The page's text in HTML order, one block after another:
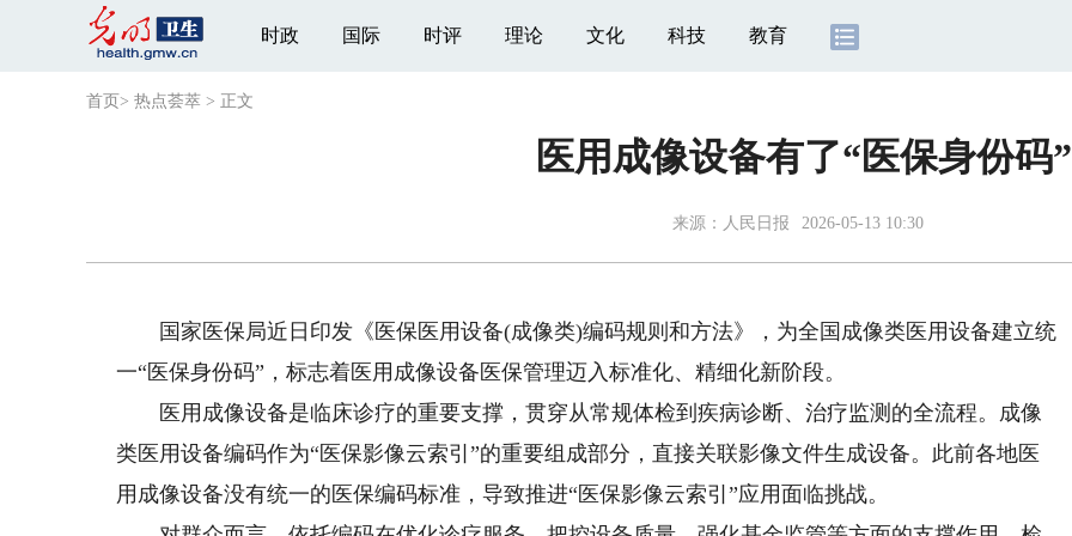
时政 国际 时评 理论 文化 科技 教育
首页 > 热点荟萃 > 正文
医用成像设备有了“医保身份码”
来源： 人民日报 2026-05-13 10:30
国家医保局近日印发《医保医用设备(成像类)编码规则和方法》，为全国成像类医用设备建立统
一“医保身份码”，标志着医用成像设备医保管理迈入标准化、精细化新阶段。
医用成像设备是临床诊疗的重要支撑，贯穿从常规体检到疾病诊断、治疗监测的全流程。成像
类医用设备编码作为“医保影像云索引”的重要组成部分，直接关联影像文件生成设备。此前各地医
用成像设备没有统一的医保编码标准，导致推进“医保影像云索引”应用面临挑战。